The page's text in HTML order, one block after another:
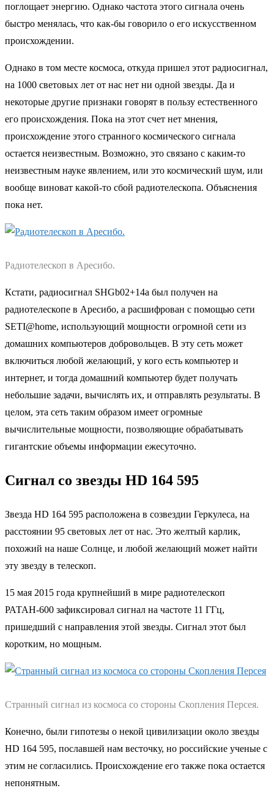
поглощает энергию. Однако частота этого сигнала очень
быстро менялась, что как-бы говорило о его искусственном
происхождении.
Однако в том месте космоса, откуда пришел этот радиосигнал,
на 1000 световых лет от нас нет ни одной звезды. Да и
некоторые другие признаки говорят в пользу естественного
его происхождения. Пока на этот счет нет мнения,
происхождение этого странного космического сигнала
остается неизвестным. Возможно, это связано с каким-то
неизвестным науке явлением, или это космический шум, или
вообще виноват какой-то сбой радиотелескопа. Объяснения
пока нет.
Радиотелескоп в Аресибо.
Кстати, радиосигнал SHGb02+14a был получен на
радиотелескопе в Аресибо, а расшифрован с помощью сети
SETI@home, использующий мощности огромной сети из
домашних компьютеров добровольцев. В эту сеть может
включиться любой желающий, у кого есть компьютер и
интернет, и тогда домашний компьютер будет получать
небольшие задачи, вычислять их, и отправлять результаты. В
целом, эта сеть таким образом имеет огромные
вычислительные мощности, позволяющие обрабатывать
гигантские объемы информации ежесуточно.
Сигнал со звезды HD 164 595
Звезда HD 164 595 расположена в созвездии Геркулеса, на
расстоянии 95 световых лет от нас. Это желтый карлик,
похожий на наше Солнце, и любой желающий может найти
эту звезду в телескоп.
15 мая 2015 года крупнейший в мире радиотелескоп
РАТАН-600 зафиксировал сигнал на частоте 11 ГГц,
пришедший с направления этой звезды. Сигнал этот был
коротким, но мощным.
Странный сигнал из космоса со стороны Скопления Персея.
Конечно, были гипотезы о некой цивилизации около звезды
HD 164 595, пославшей нам весточку, но российские ученые с
этим не согласились. Происхождение его также пока остается
непонятным.